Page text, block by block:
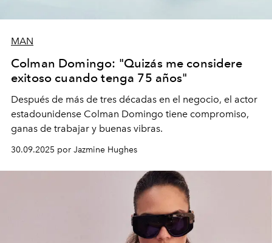
MAN
Colman Domingo: "Quizás me considere
exitoso cuando tenga 75 años"
Después de más de tres décadas en el negocio, el actor
estadounidense Colman Domingo tiene compromiso,
ganas de trabajar y buenas vibras.
30.09.2025 por Jazmine Hughes